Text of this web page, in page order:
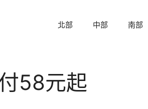
北部 中部 南部
58元起